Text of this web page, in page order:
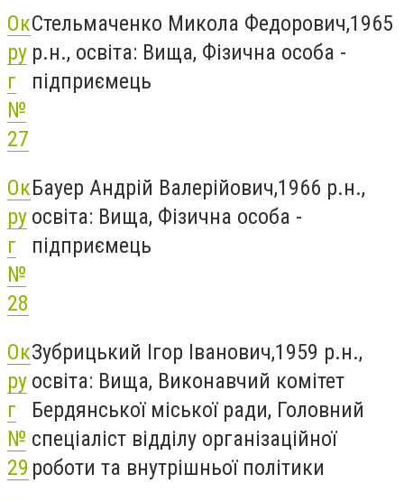
Ок
ру
г
№
27
Стельмаченко Микола Федорович,1965
р.н., освіта: Вища, Фізична особа -
підприємець
Ок
ру
г
№
28
Бауер Андрій Валерійович,1966 р.н.,
освіта: Вища, Фізична особа -
підприємець
Ок
ру
г
№
29
Зубрицький Ігор Іванович,1959 р.н.,
освіта: Вища, Виконавчий комітет
Бердянської міської ради, Головний
спеціаліст відділу організаційної
роботи та внутрішньої політики